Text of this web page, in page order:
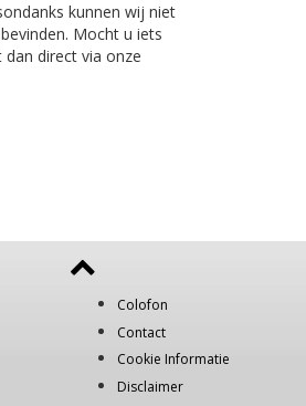
kunnen wij niet
Mocht u iets
direct via onze
Colofon
Contact
Cookie Informatie
Disclaimer